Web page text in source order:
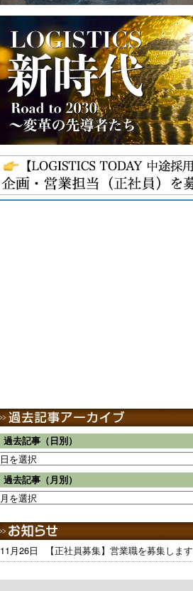
過去記事（日別）
過去記事（月別）
11月26日 【正社員募集】営業職を募集します